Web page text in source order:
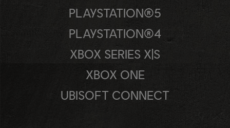
PLAYSTATION®5
PLAYSTATION®4
XBOX SERIES X|S
XBOX ONE
UBISOFT CONNECT